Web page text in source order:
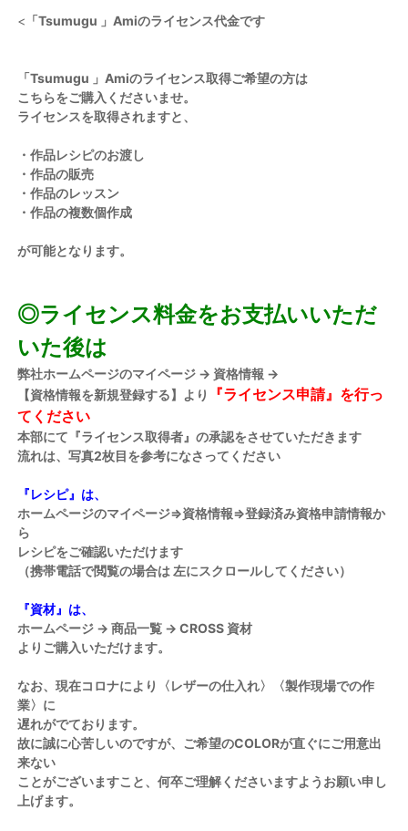
< 「Tsumugu 」Amiのライセンス代金です
「Tsumugu 」Amiのライセンス取得ご希望の方は
こちらをご購入くださいませ。
ライセンスを取得されますと、
・作品レシピのお渡し
・作品の販売
・作品のレッスン
・作品の複数個作成
が可能となります。
◎ライセンス料金をお支払いいただ
いた後は
弊社ホームページのマイページ → 資格情報 →
【資格情報を新規登録する】より
『ライセンス申請』を行っ
てください
本部にて『ライセンス取得者』の承認をさせていただきます
流れは、写真2枚目を参考になさってください
『レシピ』は、
ホームページのマイページ⇒資格情報⇒登録済み資格申請情報か
ら
レシピをご確認いただけます
（携帯電話で閲覧の場合は 左にスクロールしてください）
『資材』は、
ホームページ → 商品一覧 → CROSS 資材
よりご購入いただけます。
なお、現在コロナにより〈レザーの仕入れ〉〈製作現場での作
業〉に
遅れがでております。
故に誠に心苦しいのですが、ご希望のCOLORが直ぐにご用意出
来ない
ことがございますこと、何卒ご理解くださいますようお願い申し
上げます。